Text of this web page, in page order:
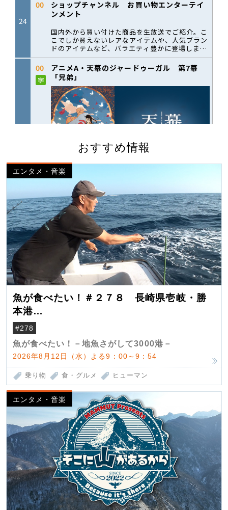
おすすめ情報
エンタメ・音楽
魚が食べたい！＃２７８ 長崎県壱岐・勝
本港
（クロマグロ）
#278
魚が食べたい！－地魚さがして3000港－
2026年8月12日（水）よる9：00～9：54
乗り物 食・グルメ ヒューマン
エンタメ・音楽